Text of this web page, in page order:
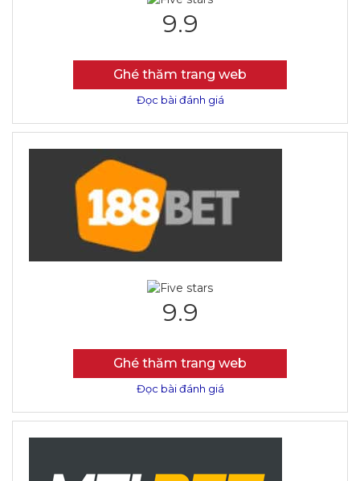
9.9
Ghé thăm trang web
Đọc bài đánh giá
9.9
Ghé thăm trang web
Đọc bài đánh giá